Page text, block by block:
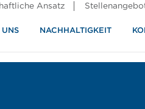
Ansatz
UNS NACHHALTIGKEIT